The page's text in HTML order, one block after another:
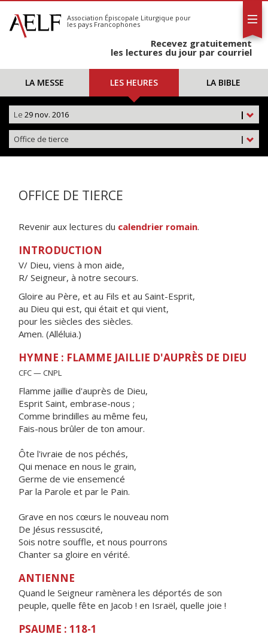
S'abonner
Calendrier
Association Épiscopale Liturgique pour
les pays Francophones
Recevez gratuitement
les lectures du jour par courriel
LA MESSE LES HEURES LA BIBLE
|
Le 29 nov. 2016
|
Office de tierce
OFFICE DE TIERCE
Revenir aux lectures du calendrier romain.
INTRODUCTION
V/ Dieu, viens à mon aide,
R/ Seigneur, à notre secours.
Gloire au Père, et au Fils et au Saint-Esprit,
au Dieu qui est, qui était et qui vient,
pour les siècles des siècles.
Amen. (Alléluia.)
HYMNE : FLAMME JAILLIE D'AUPRÈS DE DIEU
CFC — CNPL
Flamme jaillie d'auprès de Dieu,
Esprit Saint, embrase-nous ;
Comme brindilles au même feu,
Fais-nous brûler de ton amour.
Ôte l'ivraie de nos péchés,
Qui menace en nous le grain,
Germe de vie ensemencé
Par la Parole et par le Pain.
Grave en nos cœurs le nouveau nom
De Jésus ressuscité,
Sois notre souffle, et nous pourrons
Chanter sa gloire en vérité.
ANTIENNE
Quand le Seigneur ramènera les déportés de son
peuple, quelle fête en Jacob ! en Israël, quelle joie !
PSAUME : 118-1